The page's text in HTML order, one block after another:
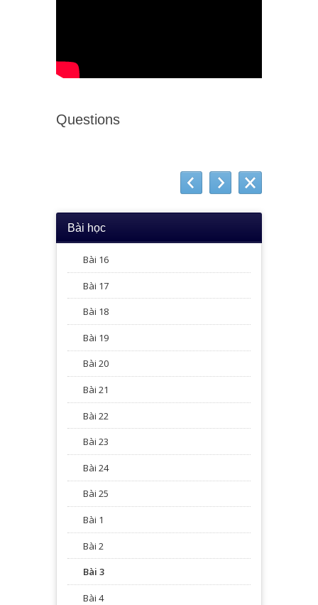
Questions
Bài học
Bài 16
Bài 17
Bài 18
Bài 19
Bài 20
Bài 21
Bài 22
Bài 23
Bài 24
Bài 25
Bài 1
Bài 2
Bài 3
Bài 4